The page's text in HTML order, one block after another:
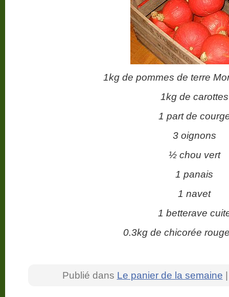
1kg de pommes de terre
1kg de carottes
1 part de
3 oignons
½ chou vert
1 panais
1 navet
1 betterave
0.3kg de chicorée
Publié dans Le panier de la semaine